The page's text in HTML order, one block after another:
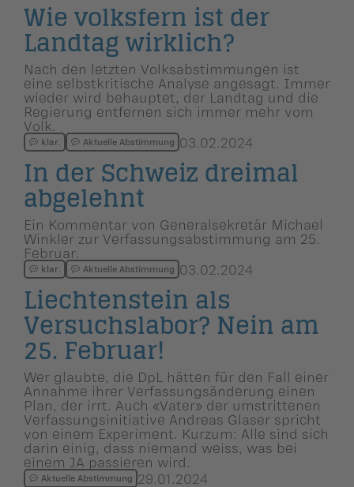
Wie volksfern ist der
Landtag wirklich?
Nach den letzten Volksabstimmungen ist
eine selbstkritische Analyse angesagt. Immer
wieder wird behauptet, der Landtag und die
Regierung entfernen sich immer mehr vom
Volk.
klar. Aktuelle Abstimmung 03.02.2024
In der Schweiz dreimal
abgelehnt
Ein Kommentar von Generalsekretär Michael
Winkler zur Verfassungsabstimmung am 25.
Februar.
klar. Aktuelle Abstimmung 03.02.2024
Liechten­stein als
Versuchs­labor? Nein am
25. Februar!
Wer glaubte, die DpL hätten für den Fall einer
Annahme ihrer Verfassungsänderung einen
Plan, der irrt. Auch «Vater» der umstrittenen
Verfassungsinitiative Andreas Glaser spricht
von einem Experiment. Kurzum: Alle sind sich
darin einig, dass niemand weiss, was bei
einem JA passieren wird.
Aktuelle Abstimmung 29.01.2024